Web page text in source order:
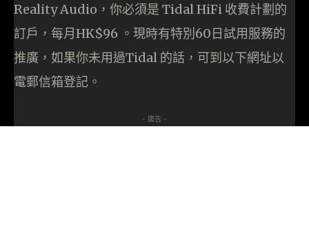
Reality Audio，你必須是 Tidal HiFi 收費計劃的
訂戶，每月HK$96 。現時有特別60日試用服務的
推廣，如果你未用過Tidal 的話，可到以下網址以
電郵信箱登記。
- 廣告 -